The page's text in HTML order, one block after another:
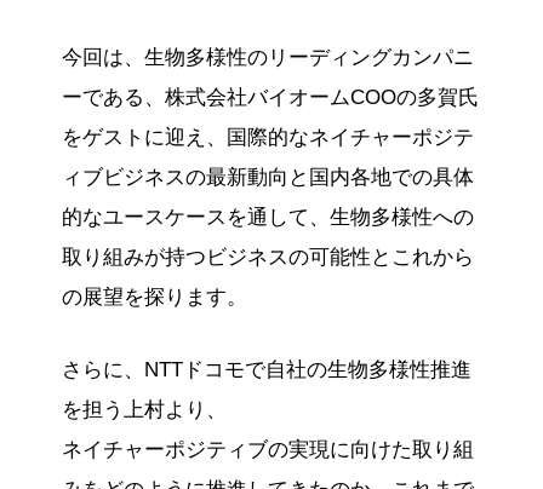
今回は、生物多様性のリーディングカンパニ
ーである、株式会社バイオームCOOの多賀氏
をゲストに迎え、国際的なネイチャーポジテ
ィブビジネスの最新動向と国内各地での具体
的なユースケースを通して、生物多様性への
取り組みが持つビジネスの可能性とこれから
の展望を探ります。
さらに、NTTドコモで自社の生物多様性推進
を担う上村より、
ネイチャーポジティブの実現に向けた取り組